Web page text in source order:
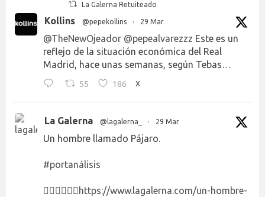
La Galerna Retuiteado
Kollins @pepekollins · 29 Mar
@TheNewOjeador @pepealvarezzz Este es un
reflejo de la situación económica del Real
Madrid, hace unas semanas, según Tebas…
55 186 X
La Galerna @lagalerna_ · 29 Mar
Un hombre llamado Pájaro.
#portanálisis
👉🏻👉🏻👉🏻 https://www.lagalerna.com/un-hombre-